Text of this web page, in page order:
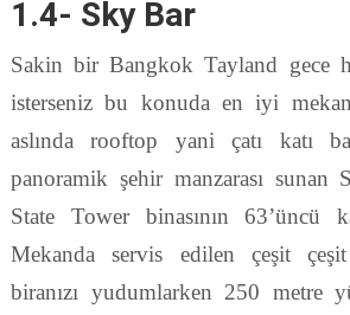
1.4- Sky Bar
Sakin bir Bangkok Tayland gece
isterseniz bu konuda en iyi
aslında rooftop yani çatı katı
panoramik şehir manzarası
State Tower binasının 63’üncü
Mekanda servis edilen çeşit
biranızı yudumlarken 250 metre